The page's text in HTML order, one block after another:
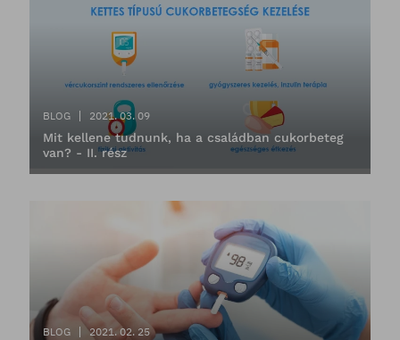
BLOG 2021. 03. 09
Mit kellene tudnunk, ha a családban cukorbeteg
van? - II. rész
BLOG 2021. 02. 25